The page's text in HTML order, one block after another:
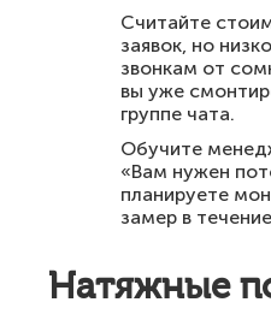
Считайте
заявок, но
звонкам от
вы уже
группе чата.
Обучите
«Вам нужен
планируете
замер в
Натяжные